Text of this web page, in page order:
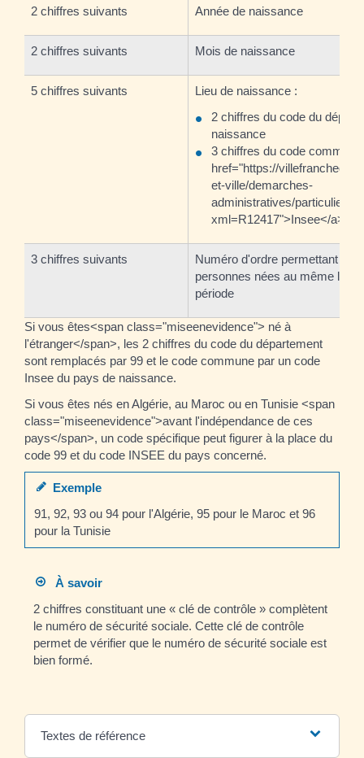
2 chiffres suivants Année de naissance
2 chiffres suivants Mois de naissance
5 chiffres suivants
Lieu de naissance :
2 chiffres du code du
naissance
3 chiffres du code
href="https://
et-ville/demarches-
administratives/particuliers/?
xml=R12417">Insee</a>
3 chiffres suivants
Numéro d'ordre permettant de
personnes nées au même lieu
période
Si vous êtes<span class="miseenevidence"> né à
l'étranger</span>, les 2 chiffres du code du département
sont remplacés par 99 et le code commune par un code
Insee du pays de naissance.
Si vous êtes nés en Algérie, au Maroc ou en Tunisie <span
class="miseenevidence">avant l'indépendance de ces
pays</span>, un code spécifique peut figurer à la place du
code 99 et du code INSEE du pays concerné.
Exemple
91, 92, 93 ou 94 pour l'Algérie, 95 pour le Maroc et 96
pour la Tunisie
À savoir
2 chiffres constituant une « clé de contrôle » complètent
le numéro de sécurité sociale. Cette clé de contrôle
permet de vérifier que le numéro de sécurité sociale est
bien formé.
Textes de référence